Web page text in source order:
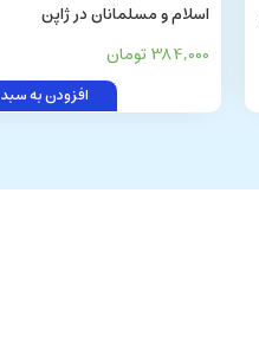
اسلام و مسلمانان در ژاپن
384,000 تومان
افزودن به سبد